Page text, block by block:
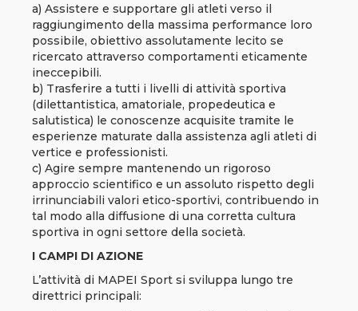
a) Assistere e supportare gli atleti verso il
raggiungimento della massima performance loro
possibile, obiettivo assolutamente lecito se
ricercato attraverso comportamenti eticamente
ineccepibili.
b) Trasferire a tutti i livelli di attività sportiva
(dilettantistica, amatoriale, propedeutica e
salutistica) le conoscenze acquisite tramite le
esperienze maturate dalla assistenza agli atleti di
vertice e professionisti.
c) Agire sempre mantenendo un rigoroso
approccio scientifico e un assoluto rispetto degli
irrinunciabili valori etico-sportivi, contribuendo in
tal modo alla diffusione di una corretta cultura
sportiva in ogni settore della società.
I CAMPI DI AZIONE
L’attività di MAPEI Sport si sviluppa lungo tre
direttrici principali: